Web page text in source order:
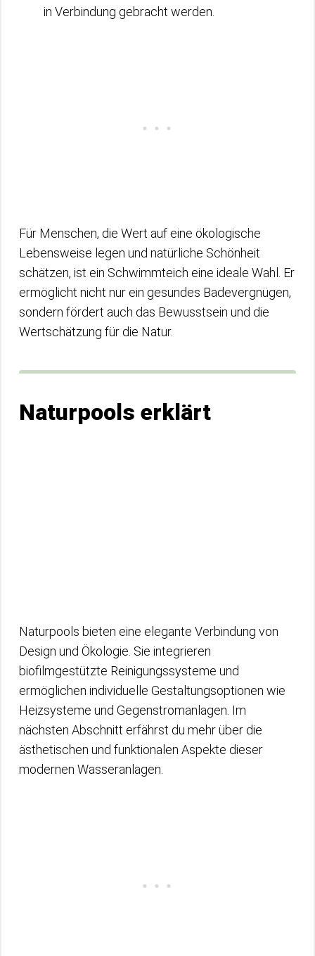
in Verbindung gebracht werden.
Für Menschen, die Wert auf eine ökologische
Lebensweise legen und natürliche Schönheit
schätzen, ist ein Schwimmteich eine ideale Wahl. Er
ermöglicht nicht nur ein gesundes Badevergnügen,
sondern fördert auch das Bewusstsein und die
Wertschätzung für die Natur.
Naturpools erklärt
Naturpools bieten eine elegante Verbindung von
Design und Ökologie. Sie integrieren
biofilmgestützte Reinigungssysteme und
ermöglichen individuelle Gestaltungsoptionen wie
Heizsysteme und Gegenstromanlagen. Im
nächsten Abschnitt erfährst du mehr über die
ästhetischen und funktionalen Aspekte dieser
modernen Wasseranlagen.